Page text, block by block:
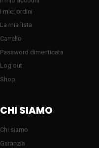
I miei ordini
La mia lista
Carrello
Password dimenticata
Log out
Shop
CHI SIAMO
Chi siamo
Garanzia